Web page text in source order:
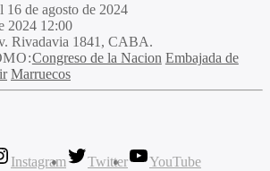
16 de agosto de 2024
2024 12:00
Rivadavia 1841, CABA.
Congreso de la Nacion Embajada de
Marruecos
Instagram Twitter
YouTube